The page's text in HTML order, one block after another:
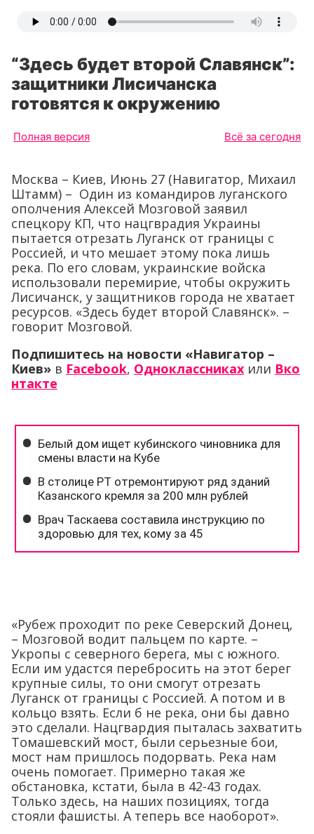
“Здесь будет второй Славянск”:
защитники Лисичанска
готовятся к окружению
Полная версия Всё за сегодня
Москва – Киев, Июнь 27 (Навигатор, Михаил
Штамм) – Один из командиров луганского
ополчения Алексей Мозговой заявил
спецкору КП, что нацгврадия Украины
пытается отрезать Луганск от границы с
Россией, и что мешает этому пока лишь
река. По его словам, украинские войска
использовали перемирие, чтобы окружить
Лисичанск, у защитников города не хватает
ресурсов. «Здесь будет второй Славянск». –
говорит Мозговой.
Подпишитесь на новости «Навигатор –
Киев» в Facebook, Одноклассниках или Вко
нтакте
«Рубеж проходит по реке Северский Донец,
– Мозговой водит пальцем по карте. –
Укропы с северного берега, мы с южного.
Если им удастся перебросить на этот берег
крупные силы, то они смогут отрезать
Луганск от границы с Россией. А потом и в
кольцо взять. Если б не река, они бы давно
это сделали. Нацгвардия пыталась захватить
Томашевский мост, были серьезные бои,
мост нам пришлось подорвать. Река нам
очень помогает. Примерно такая же
обстановка, кстати, была в 42-43 годах.
Только здесь, на наших позициях, тогда
стояли фашисты. А теперь все наоборот».